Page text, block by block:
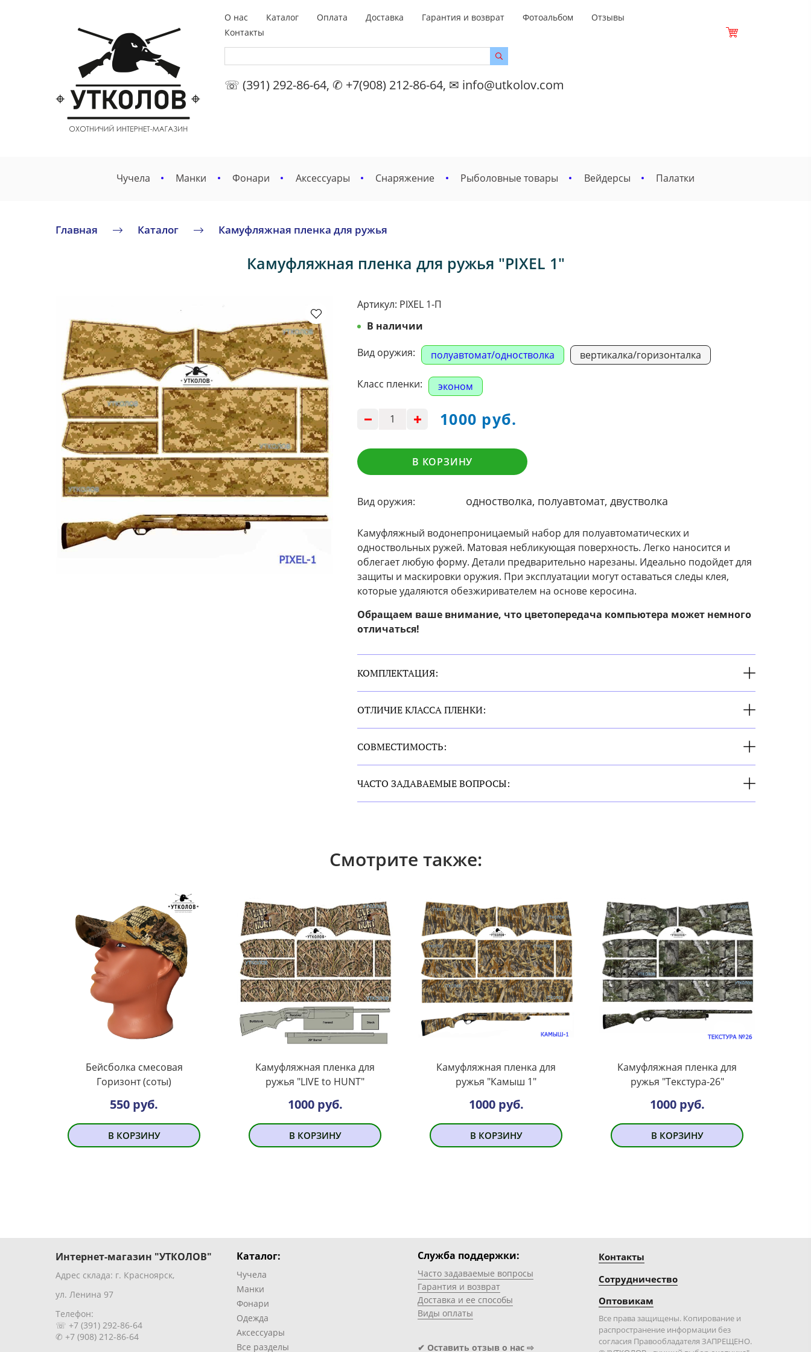
О нас Каталог Оплата Доставка Гарантия и возврат Фотоальбом
Отзывы
Контакты
☏ (391) 292-86-64, ✆ +7(908) 212-86-64, ✉ info@utkolov.com
Чучела Манки Фонари Аксессуары Снаряжение Рыболовные товары Вейдерсы Палатки
Главная Каталог Камуфляжная пленка для ружья
Камуфляжная пленка для ружья "PIXEL 1"
Артикул: PIXEL 1-П
В наличии
Вид оружия:
полуавтомат/одностволка вертикалка/горизонталка
Класс пленки: эконом
1000 руб.
В КОРЗИНУ
Вид оружия: одностволка, полуавтомат, двустволка
Камуфляжный водонепроницаемый набор для полуавтоматических и
одноствольных ружей. Матовая небликующая поверхность. Легко наносится и
облегает любую форму. Детали предварительно нарезаны. Идеально подойдет для
защиты и маскировки оружия. При эксплуатации могут оставаться следы клея,
которые удаляются обезжиривателем на основе керосина.
Обращаем ваше внимание, что цветопередача компьютера может немного
отличаться!
КОМПЛЕКТАЦИЯ:
ОТЛИЧИЕ КЛАССА ПЛЕНКИ:
СОВМЕСТИМОСТЬ:
ЧАСТО ЗАДАВАЕМЫЕ ВОПРОСЫ:
Смотрите также:
Бейсболка смесовая
Горизонт (соты)
550 руб.
В КОРЗИНУ
Камуфляжная пленка для
ружья "LIVE to HUNT"
1000 руб.
В КОРЗИНУ
Камуфляжная пленка для
ружья "Камыш 1"
1000 руб.
В КОРЗИНУ
Камуфляжная пленка для
ружья "Текстура-26"
1000 руб.
В КОРЗИНУ
Интернет-магазин "УТКОЛОВ"
Адрес склада: г. Красноярск,
ул. Ленина 97
Телефон:
☏ +7 (391) 292-86-64
✆ +7 (908) 212-86-64
Каталог:
Чучела
Манки
Фонари
Одежда
Аксессуары
Все разделы
Служба поддержки:
Часто задаваемые вопросы
Гарантия и возврат
Доставка и ее способы
Виды оплаты
✔ Оставить отзыв о нас ⇨
Контакты
Сотрудничество
Оптовикам
Все права защищены. Копирование и
распространение информации без
согласия Правообладателя ЗАПРЕЩЕНО.